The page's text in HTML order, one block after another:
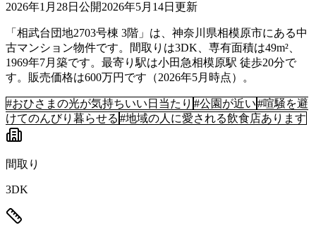
2026年1月28日 公開2026年5月14日 更新
「相武台団地2703号棟 3階」は、神奈川県相模原市にある中
古マンション物件です。間取りは3DK、専有面積は49m²、
1969年7月築です。最寄り駅は小田急相模原駅 徒歩20分で
す。販売価格は600万円です（2026年5月時点）。
#おひさまの光が気持ちいい日当たり #公園が近い#喧騒を避
けてのんびり暮らせる #地域の人に愛される飲食店あります
間取り
3DK